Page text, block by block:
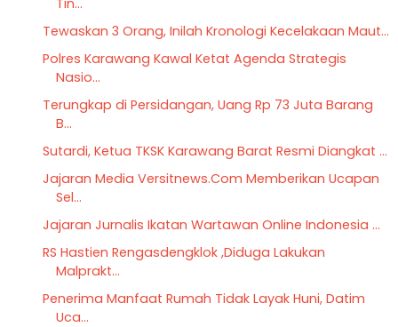
Tewaskan 3 Orang, Inilah Kronologi Kecelakaan Maut...
Polres Karawang Kawal Ketat Agenda Strategis
Nasio...
Terungkap di Persidangan, Uang Rp 73 Juta Barang
B...
Sutardi, Ketua TKSK Karawang Barat Resmi Diangkat ...
Jajaran Media Versitnews.Com Memberikan Ucapan
Sel...
Jajaran Jurnalis Ikatan Wartawan Online Indonesia ...
RS Hastien Rengasdengklok ,Diduga Lakukan
Malprakt...
Penerima Manfaat Rumah Tidak Layak Huni, Datim
Uca...